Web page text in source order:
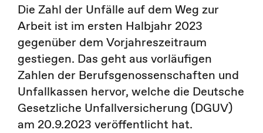
Die Zahl der Unfälle auf dem Weg zur
Arbeit ist im ersten Halbjahr 2023
gegenüber dem Vorjahreszeitraum
gestiegen. Das geht aus vorläufigen
Zahlen der Berufsgenossenschaften und
Unfallkassen hervor, welche die Deutsche
Gesetzliche Unfallversicherung (DGUV)
am 20.9.2023 veröffentlicht hat.